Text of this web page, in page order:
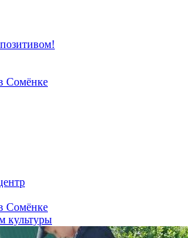
Сомёнке
Сомёнке
культуры